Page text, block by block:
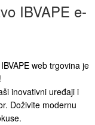
IBVAPE e-
IBVAPE web trgovina je
inovativni uređaji i
Doživite modernu